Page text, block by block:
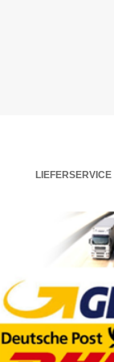
LIEFERSERVICE